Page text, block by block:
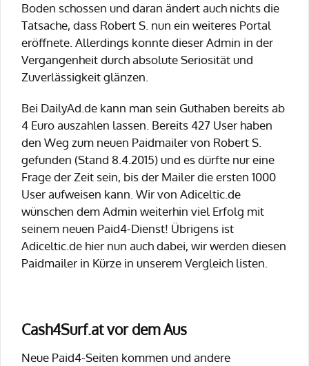
Boden schossen und daran ändert auch nichts die
Tatsache, dass Robert S. nun ein weiteres Portal
eröffnete. Allerdings konnte dieser Admin in der
Vergangenheit durch absolute Seriosität und
Zuverlässigkeit glänzen.
Bei DailyAd.de kann man sein Guthaben bereits ab
4 Euro auszahlen lassen. Bereits 427 User haben
den Weg zum neuen Paidmailer von Robert S.
gefunden (Stand 8.4.2015) und es dürfte nur eine
Frage der Zeit sein, bis der Mailer die ersten 1000
User aufweisen kann. Wir von Adiceltic.de
wünschen dem Admin weiterhin viel Erfolg mit
seinem neuen Paid4-Dienst! Übrigens ist
Adiceltic.de hier nun auch dabei, wir werden diesen
Paidmailer in Kürze in unserem Vergleich listen.
Cash4Surf.at vor dem Aus
Neue Paid4-Seiten kommen und andere